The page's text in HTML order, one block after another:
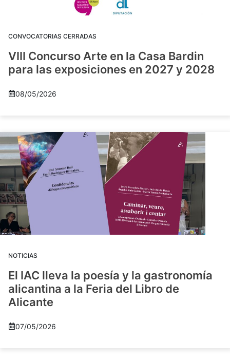
CONVOCATORIAS CERRADAS
VIII Concurso Arte en la Casa Bardin
para las exposiciones en 2027 y 2028
08/05/2026
NOTICIAS
El IAC lleva la poesía y la gastronomía
alicantina a la Feria del Libro de
Alicante
07/05/2026